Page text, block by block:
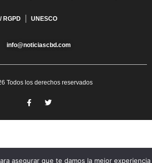
RGPD UNESCO
info@noticiascbd.com
Todos los derechos reservados
asegurar que te damos la mejor experiencia